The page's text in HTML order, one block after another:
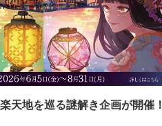
天地を巡る謎解き企画が開催！